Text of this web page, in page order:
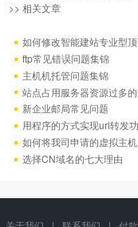
>> 相关文章
如何修改智能建站专业型
ftp常见错误问题集锦
主机机托管问题集锦
站点占用服务器资源过多
新企业邮局常见问题
用程序的方式实现url转发
如何将我司申请的虚拟主
选择CN域名的七大理由